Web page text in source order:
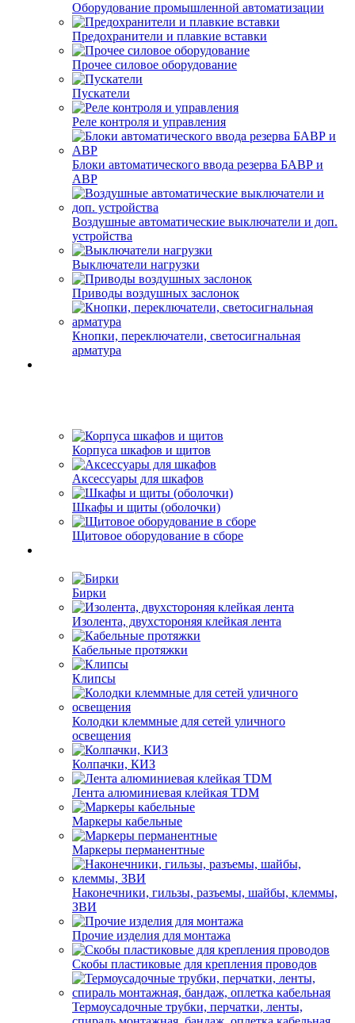
Оборудование промышленной автоматизации
Предохранители и плавкие вставки
Прочее силовое оборудование
Пускатели
Реле контроля и управления
Блоки автоматического ввода резерва БАВР и
АВР
Воздушные автоматические выключатели и доп.
устройства
Выключатели нагрузки
Приводы воздушных заслонок
Кнопки, переключатели, светосигнальная
арматура
Корпуса шкафов и щитов
Аксессуары для шкафов
Шкафы и щиты (оболочки)
Щитовое оборудование в сборе
Бирки
Изолента, двухстороняя клейкая лента
Кабельные протяжки
Клипсы
Колодки клеммные для сетей уличного
освещения
Колпачки, КИЗ
Лента алюминиевая клейкая TDM
Маркеры кабельные
Маркеры перманентные
Наконечники, гильзы, разъемы, шайбы, клеммы,
ЗВИ
Прочие изделия для монтажа
Скобы пластиковые для крепления проводов
Термоусадочные трубки, перчатки, ленты,